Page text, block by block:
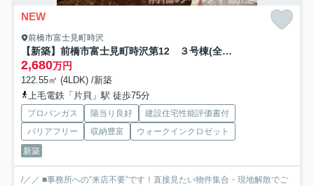
NEW
前橋市富士見町時沢
【新築】前橋市富士見町時沢第12 ３号棟(全５棟) リーブルガーデン 新築建売分譲
2,680万円
122.55㎡ (4LDK) /新築
上毛電鉄「片貝」駅 徒歩75分
プロパンガス 陽当り良好
建設住宅性能評価書付
バリアフリー
収納豊富
ウォークインクロゼット
新築
/／／ ■事務所への”来店不要”です！直接見たい物件集合・現地解散でご